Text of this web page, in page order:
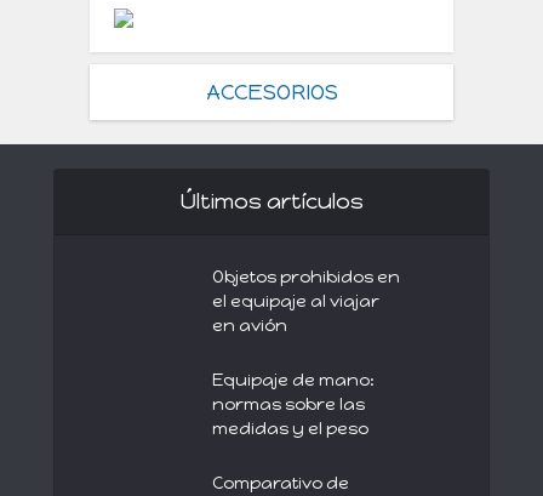
ACCESORIOS
Últimos artículos
Objetos prohibidos en
el equipaje al viajar
en avión
Equipaje de mano:
normas sobre las
medidas y el peso
Comparativo de